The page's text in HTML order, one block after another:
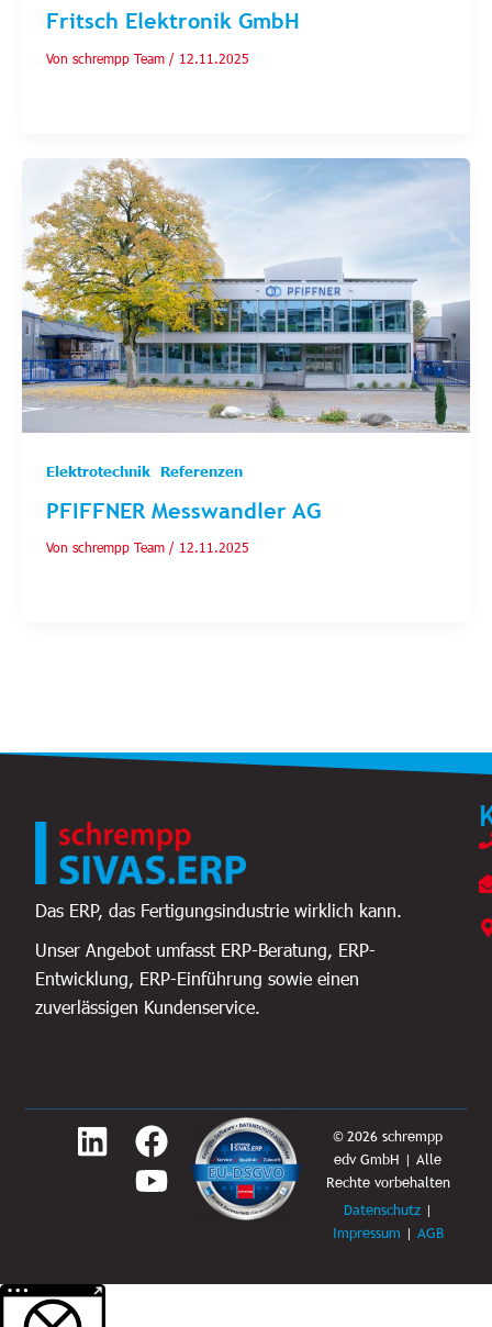
Fritsch Elektronik GmbH
Von schrempp Team / 12.11.2025
Elektrotechnik, Referenzen
PFIFFNER Messwandler AG
Von schrempp Team / 12.11.2025
Das ERP, das Fertigungsindustrie wirklich kann.
Unser Angebot umfasst ERP-Beratung, ERP-
Entwicklung, ERP-Einführung sowie einen
zuverlässigen Kundenservice.
© 2026 schrempp
edv GmbH | Alle
Rechte vorbehalten
Datenschutz|
Impressum | AGB
L
d
F
a
c
Y
o
u
Weitere Informationen über den gesperrten Inhalt.